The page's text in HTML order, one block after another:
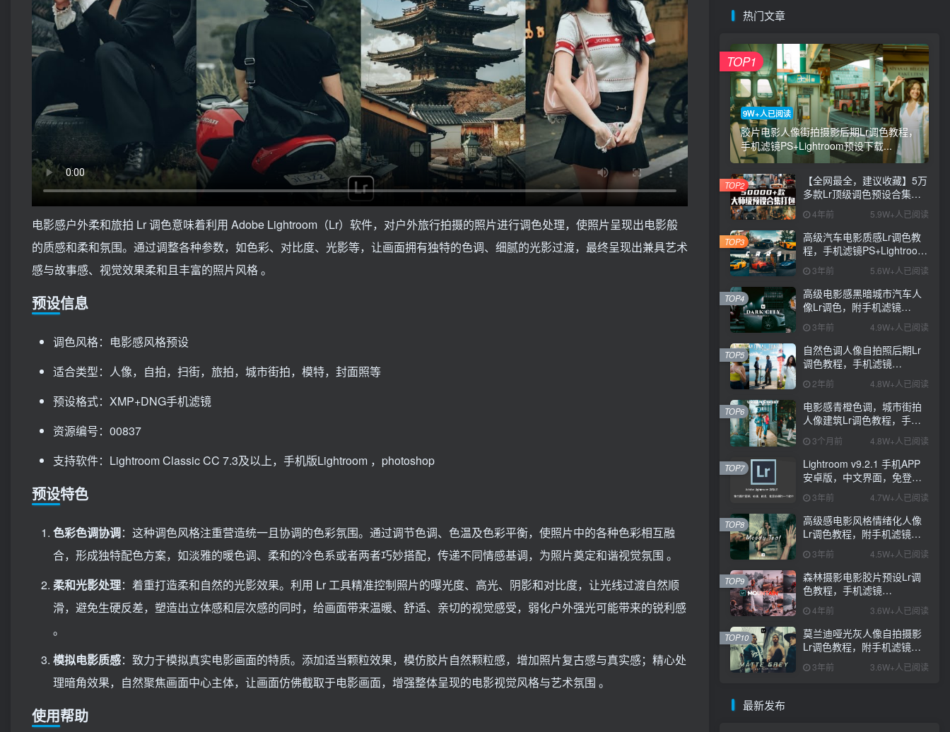
电影感户外柔和旅拍 Lr 调色意味着利用 Adobe Lightroom（Lr）软件，对户外旅行拍摄的照片进行调色处理，使照片呈现出电影般
的质感和柔和氛围。通过调整各种参数，如色彩、对比度、光影等，让画面拥有独特的色调、细腻的光影过渡，最终呈现出兼具艺术
感与故事感、视觉效果柔和且丰富的照片风格 。
预设信息
调色风格：电影感风格预设
适合类型：人像，自拍，扫街，旅拍，城市街拍，模特，封面照等
预设格式：XMP+DNG手机滤镜
资源编号：00837
支持软件：Lightroom Classic CC 7.3及以上，手机版Lightroom ，photoshop
预设特色
色彩色调协调：这种调色风格注重营造统一且协调的色彩氛围。通过调节色调、色温及色彩平衡，使照片中的各种色彩相互融
合，形成独特配色方案，如淡雅的暖色调、柔和的冷色系或者两者巧妙搭配，传递不同情感基调，为照片奠定和谐视觉氛围 。
柔和光影处理：着重打造柔和自然的光影效果。利用 Lr 工具精准控制照片的曝光度、高光、阴影和对比度，让光线过渡自然顺
滑，避免生硬反差，塑造出立体感和层次感的同时，给画面带来温暖、舒适、亲切的视觉感受，弱化户外强光可能带来的锐利感
。
模拟电影质感：致力于模拟真实电影画面的特质。添加适当颗粒效果，模仿胶片自然颗粒感，增加照片复古感与真实感；精心处
理暗角效果，自然聚焦画面中心主体，让画面仿佛截取于电影画面，增强整体呈现的电影视觉风格与艺术氛围 。
使用帮助
热门文章
9W+人已阅读
胶片电影人像街拍摄影后期Lr调色教程，
手机滤镜PS+Lightroom预设下载...
TOP1
【全网最全，建议收藏】5万
多款Lr顶级调色预设合集，
精心整理，分类清晰，摄影
师调色师必备素材，够用一
辈子！
4年前 5.9W+人已阅读
TOP2
高级汽车电影质感Lr调色教
程，手机滤镜PS+Lightroom
预设下载！
3年前 5.6W+人已阅读
TOP3
高级电影感黑暗城市汽车人
像Lr调色，附手机滤镜
PS+Lightroom预设下载！
3年前 4.9W+人已阅读
TOP4
自然色调人像自拍照后期Lr
调色教程，手机滤镜
PS+Lightroom预设下载！
2年前 4.8W+人已阅读
TOP5
电影感青橙色调，城市街拍
人像建筑Lr调色教程，手机
滤镜PS+Lightroom预设下
载！3个月前 4.8W+人已阅读
TOP6
Lightroom v9.2.1 手机APP
安卓版，中文界面，免登录
直接激活破解版！
3年前 4.7W+人已阅读
TOP7
高级感电影风格情绪化人像
Lr调色教程，附手机滤镜
PS+Lightroom预设下载！
3年前 4.5W+人已阅读
TOP8
森林摄影电影胶片预设Lr调
色教程，手机滤镜
Lightroom+Ps预设下载！
4年前 3.6W+人已阅读
TOP9
莫兰迪哑光灰人像自拍摄影
Lr调色教程，附手机滤镜
PS+Lightroom预设下载！
3年前 3.6W+人已阅读
TOP10
最新发布